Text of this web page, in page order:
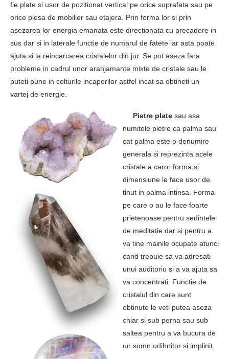
fie plate si usor de pozitionat vertical pe orice suprafata sau pe
orice piesa de mobilier sau etajera. Prin forma lor si prin
asezarea lor energia emanata este directionata cu precadere in
sus dar si in laterale functie de numarul de fatete iar asta poate
ajuta si la reincarcarea cristalelor din jur. Se pot aseza fara
probleme in cadrul unor aranjamante mixte de cristale sau le
puteti pune in colturile incaperilor astfel incat sa obtineti un
vartej de energie.
Pietre plate sau asa
numitele pietre ca palma sau
cat palma este o denumire
generala si reprezinta acele
cristale a caror forma si
dimensiune le face usor de
tinut in palma intinsa. Forma
pe care o au le face foarte
prietenoase pentru sedintele
de meditatie dar si pentru a
va tine mainile ocupate atunci
cand trebuie sa va adresati
unui auditoriu si a va ajuta sa
va concentrati. Functie de
cristalul din care sunt
obtinute le veti putea aseza
chiar si sub perna sau sub
saltea pentru a va bucura de
un somn odihnitor si implinit.